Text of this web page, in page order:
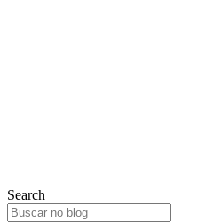
Search